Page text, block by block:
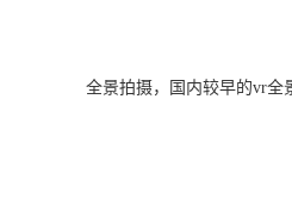
全景拍摄，国内较早的vr全